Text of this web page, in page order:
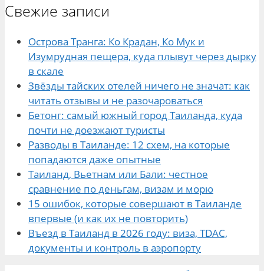
Свежие записи
Острова Транга: Ко Крадан, Ко Мук и
Изумрудная пещера, куда плывут через дырку
в скале
Звёзды тайских отелей ничего не значат: как
читать отзывы и не разочароваться
Бетонг: самый южный город Таиланда, куда
почти не доезжают туристы
Разводы в Таиланде: 12 схем, на которые
попадаются даже опытные
Таиланд, Вьетнам или Бали: честное
сравнение по деньгам, визам и морю
15 ошибок, которые совершают в Таиланде
впервые (и как их не повторить)
Въезд в Таиланд в 2026 году: виза, TDAC,
документы и контроль в аэропорту